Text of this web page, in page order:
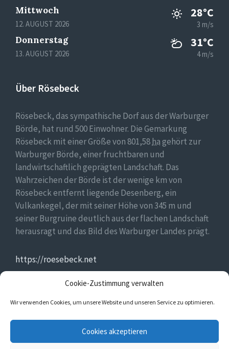
Cookie-Zustimmung verwalten
Wir verwenden Cookies, um unsere Website und unseren Service zu optimieren.
Cookies akzeptieren
Mittwoch
12. AUGUST 2026
28°C
3 m/s
Donnerstag
13. AUGUST 2026
31°C
4 m/s
Über Rösebeck
Rösebeck, das sympathische Dorf aus der Warburger
Börde, hat rund 500 Einwohner. Die Gemarkung
Rösebeck mit einer Größe von 801,58ha gehört zur
Warburger Börde, einer fruchtbaren und
landwirtschaftlich geprägten Landschaft. Das
Wahrzeichen der Börde ist der wenige km von
Rösebeck entfernt liegende Desenberg, ein
Vulkankegel, der mit seiner Höhe von 345 m und
seiner Burgruine deutlich aus der flachen Landschaft
herausragt und das Bild des Warburger Landes prägt.
https://roesebeck.net
https://golddorf.de
Facebook